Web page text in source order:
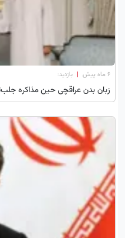
۶ ماه پیش | بازدید:
زبان بدن عراقچی حین مذاکره جلب‎‌توجه کرد